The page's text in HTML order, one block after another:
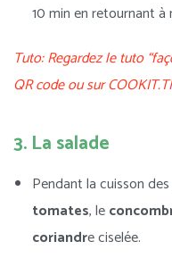
10 min en retournant à
Tuto: Regardez le tuto
QR code ou sur
3. La salade
Pendant la cuisson
tomates, le
coriandre ciselée.